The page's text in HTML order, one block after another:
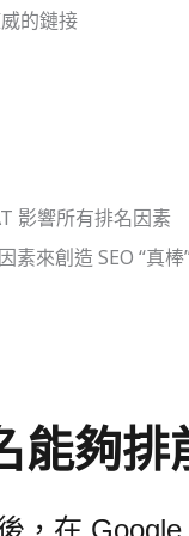
的鏈接
影響所有排名因素
素來創造 SEO “真棒
能夠排
，在